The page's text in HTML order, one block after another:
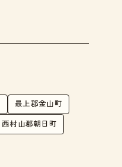
最上郡金山町
西村山郡朝日町